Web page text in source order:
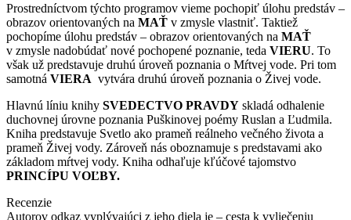
Prostredníctvom týchto programov vieme pochopiť úlohu predstáv –
obrazov orientovaných na MAŤ v zmysle vlastniť. Taktiež
pochopíme úlohu predstáv – obrazov orientovaných na MAŤ
v zmysle nadobúdať nové pochopené poznanie, teda VIERU. To
však už predstavuje druhú úroveň poznania o Mŕtvej vode. Pri tom
samotná VIERA vytvára druhú úroveň poznania o Živej vode.
Hlavnú líniu knihy SVEDECTVO PRAVDY skladá odhalenie
duchovnej úrovne poznania Puškinovej poémy Ruslan a Ľudmila.
Kniha predstavuje Svetlo ako prameň reálneho večného života a
prameň Živej vody. Zároveň nás oboznamuje s predstavami ako
základom mŕtvej vody. Kniha odhaľuje kľúčové tajomstvo
PRINCÍPU VOĽBY.
Recenzie
Autorov odkaz vyplývajúci z jeho diela je – cesta k vyliečeniu